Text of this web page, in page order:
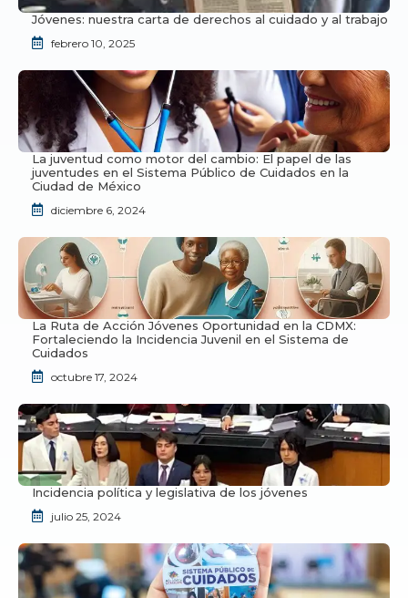
Jóvenes: nuestra carta de derechos al cuidado y al trabajo
febrero 10, 2025
La juventud como motor del cambio: El papel de las
juventudes en el Sistema Público de Cuidados en la
Ciudad de México
diciembre 6, 2024
La Ruta de Acción Jóvenes Oportunidad en la CDMX:
Fortaleciendo la Incidencia Juvenil en el Sistema de
Cuidados
octubre 17, 2024
Incidencia política y legislativa de los jóvenes
julio 25, 2024